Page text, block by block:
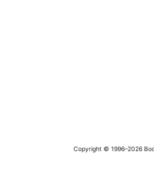
Copyright © 1996–2026